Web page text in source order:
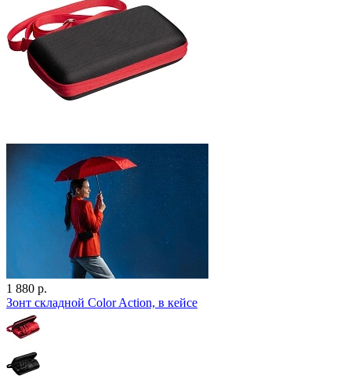
1 880 р.
Зонт складной Color Action, в кейсе